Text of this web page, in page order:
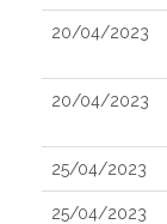
20/04/2023
20/04/2023
25/04/2023
25/04/2023